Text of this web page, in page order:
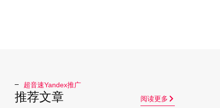
超音速Yandex推广​
推荐文章 阅读更多